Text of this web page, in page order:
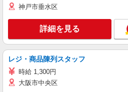
神戸市垂水区
詳細を見る
レジ・商品陳列スタッフ
時給 1,300円
大阪市中央区